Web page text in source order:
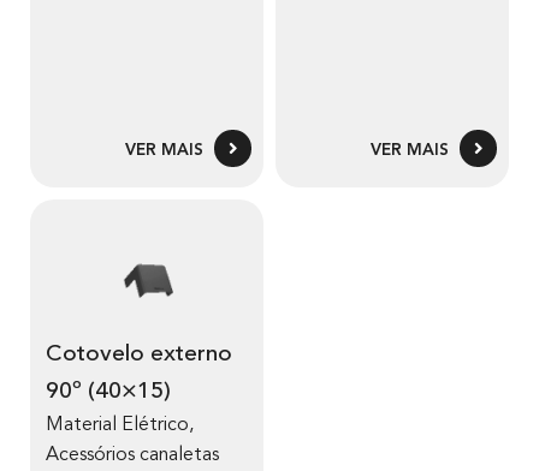
VER MAIS VER MAIS
Cotovelo externo
90º (40×15)
Material Elétrico,
Acessórios canaletas